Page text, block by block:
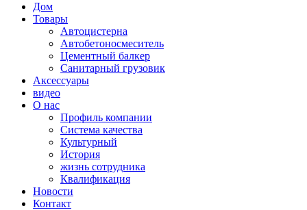
Дом
Товары
Автоцистерна
Автобетоносмеситель
Цементный балкер
Санитарный грузовик
Аксессуары
видео
О нас
Профиль компании
Система качества
Культурный
История
жизнь сотрудника
Квалификация
Новости
Контакт